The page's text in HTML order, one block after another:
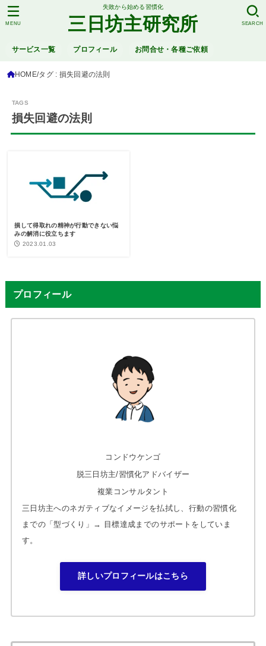
失敗から始める習慣化
三日坊主研究所
サービス一覧 プロフィール お問合せ・各種ご依頼
SEARCH
MENU
HOME タグ : 損失回避の法則
損失回避の法則
損して得取れの精神が行動できない悩
みの解消に役立ちます
2023.01.03
プロフィール
コンドウケンゴ
脱三日坊主/習慣化アドバイザー
複業コンサルタント
三日坊主へのネガティブなイメージを払拭し、行動の習慣化
までの「型づくり」→ 目標達成までのサポートをしていま
す。
詳しいプロフィールはこちら